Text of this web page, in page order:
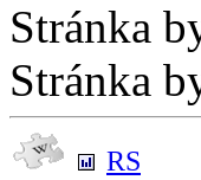
Stránka
Stránka
RS